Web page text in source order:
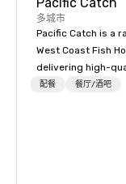
Pacific Catch
多城市
Pacific Catch is a
West Coast Fish
delivering high-
seafood with a
配餐 餐厅/酒吧